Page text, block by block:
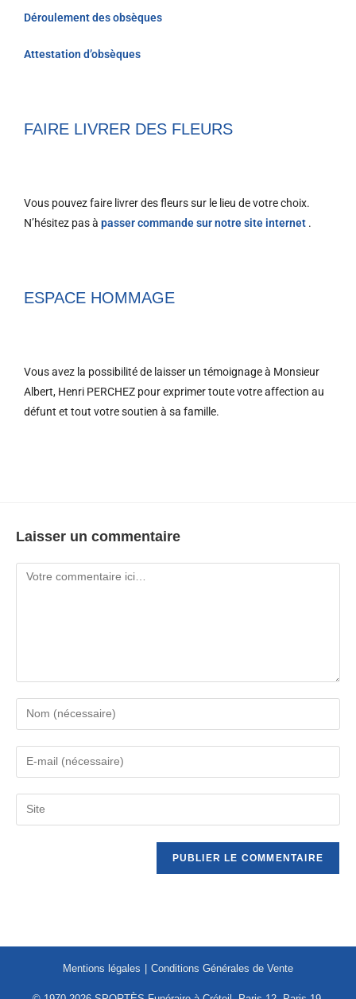
Déroulement des obsèques
Attestation d’obsèques
FAIRE LIVRER DES FLEURS
Vous pouvez faire livrer des fleurs sur le lieu de votre choix.
N’hésitez pas à passer commande sur notre site internet .
ESPACE HOMMAGE
Vous avez la possibilité de laisser un témoignage à Monsieur
Albert, Henri PERCHEZ pour exprimer toute votre affection au
défunt et tout votre soutien à sa famille.
Laisser un commentaire
Mentions légales Conditions Générales de Vente